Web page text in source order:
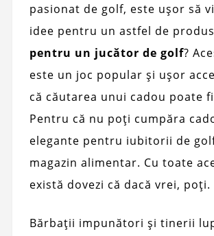
pasionat de golf, este ușor să
idee pentru un astfel de
pentru un jucător de golf?
este un joc popular și ușor
că căutarea unui cadou poate
Pentru că nu poți cumpăra
elegante pentru iubitorii de
magazin alimentar. Cu toate
există dovezi că dacă vrei, poți.
Bărbații impunători și tinerii